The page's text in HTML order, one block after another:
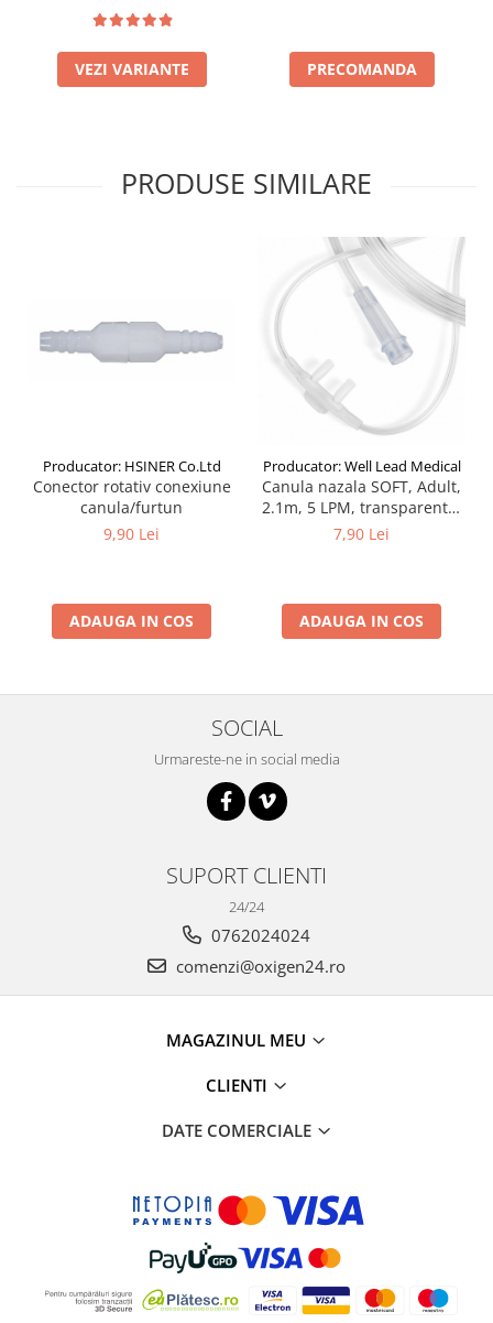
VEZI VARIANTE PRECOMANDA
PRODUSE SIMILARE
Producator: HSINER Co.Ltd
Conector rotativ conexiune
canula/furtun
9,90 Lei
ADAUGA IN COS
Producator: Well Lead Medical
Canula nazala SOFT, Adult,
2.1m, 5 LPM, transparenta,
narine silicon, curbate,
7,90 Lei
ADAUGA IN COS
SOCIAL
Urmareste-ne in social media
SUPORT CLIENTI
24/24
0762024024
comenzi@oxigen24.ro
MAGAZINUL MEU
CLIENTI
DATE COMERCIALE